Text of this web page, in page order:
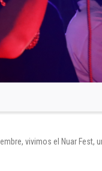
vivimos el Nuar